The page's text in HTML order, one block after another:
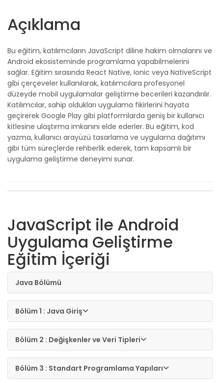
Açıklama
Bu eğitim, katılımcıların JavaScript diline hakim olmalarını ve
Android ekosisteminde programlama yapabilmelerini
sağlar. Eğitim sırasında React Native, Ionic veya NativeScript
gibi çerçeveler kullanılarak, katılımcılara profesyonel
düzeyde mobil uygulamalar geliştirme becerileri kazandırılır.
Katılımcılar, sahip oldukları uygulama fikirlerini hayata
geçirerek Google Play gibi platformlarda geniş bir kullanıcı
kitlesine ulaştırma imkanını elde ederler. Bu eğitim, kod
yazma, kullanıcı arayüzü tasarlama ve uygulama dağıtımı
gibi tüm süreçlerde rehberlik ederek, tam kapsamlı bir
uygulama geliştirme deneyimi sunar.
JavaScript ile Android
Uygulama Geliştirme
Eğitim İçeriği
Java Bölümü
Bölüm 1 : Java Giriş
Bölüm 2 : Değişkenler ve Veri Tipleri
Bölüm 3 : Standart Programlama Yapıları